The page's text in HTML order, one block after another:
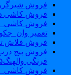
فروش شیرگروهه۸۸۰۴۲۱۷۴_تعمیر
فروش کاشی دکوراتیو۸۸۰۴۲۱۷۴_فروش
فروش کاشی
تعمیر وان_جکوزی_
فروش فلاش تانک
فروش پیچ درب
فرنگی والهنگ۰۹۱۲۱۵۰۷۸۲۵
فروش